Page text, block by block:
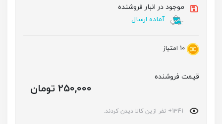
موجود در انبار فروشنده
آماده ارسال
10 امتیاز
قیمت فروشنده
250,000 تومان